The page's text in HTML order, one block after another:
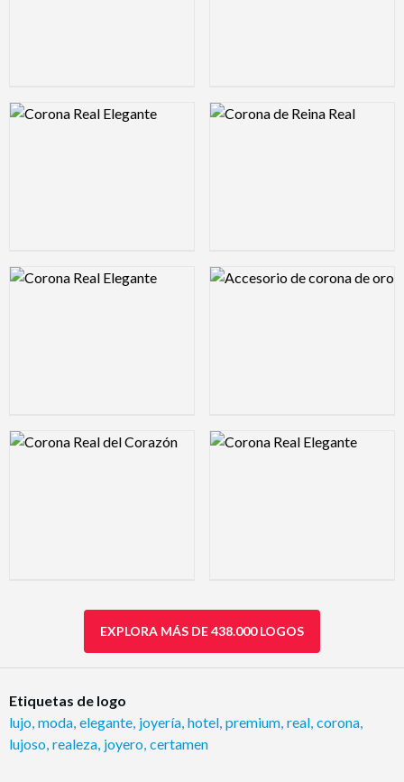
Logo Preview Image Logo Preview Image
Logo Preview Image Logo Preview Image
Logo Preview Image Logo Preview Image
EXPLORA MÁS DE 438.000 LOGOS
Etiquetas de logo
lujo moda elegante joyería hotel premium real corona
lujoso realeza joyero certamen